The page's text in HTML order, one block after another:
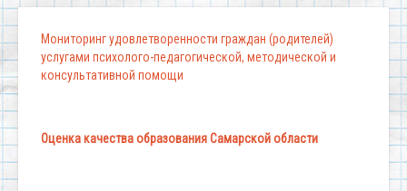
Мониторинг удовлетворенности граждан (родителей)
услугами психолого-педагогической, методической и
консультативной помощи
Оценка качества образования Самарской области